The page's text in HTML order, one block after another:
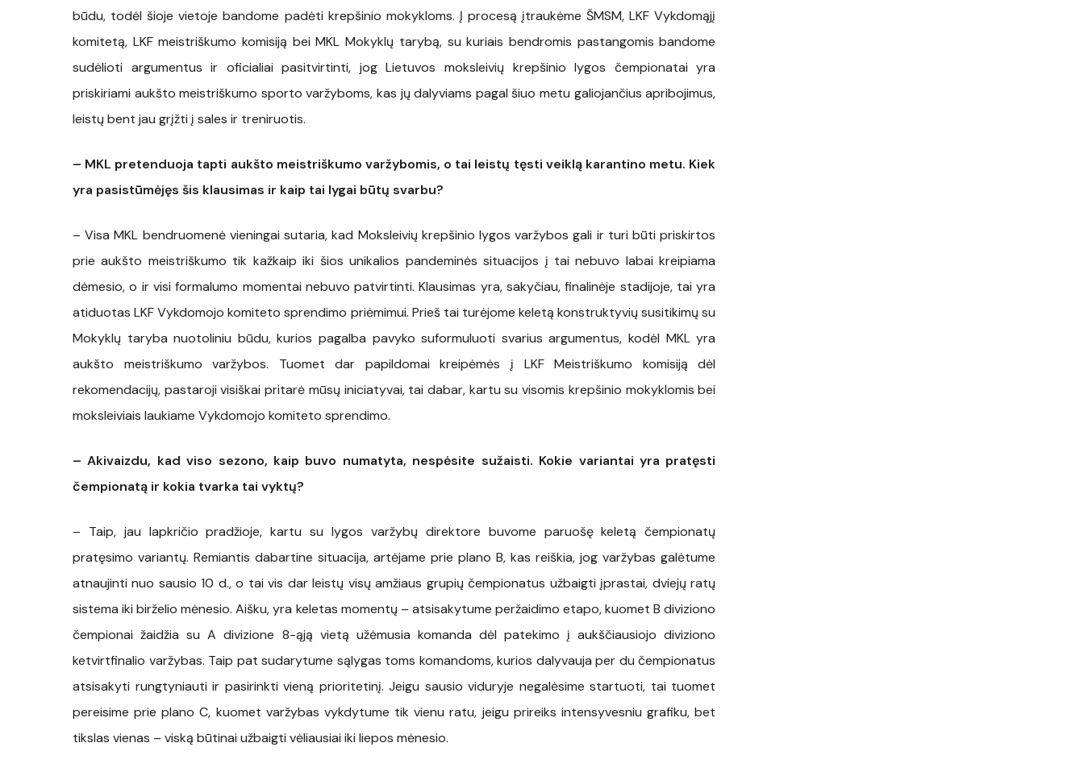
būdu, todėl šioje vietoje bandome padėti krepšinio mokykloms. Į procesą įtraukėme ŠMSM, LKF Vykdomąjį
komitetą, LKF meistriškumo komisiją bei MKL Mokyklų tarybą, su kuriais bendromis pastangomis bandome
sudėlioti argumentus ir oficialiai pasitvirtinti, jog Lietuvos moksleivių krepšinio lygos čempionatai yra
priskiriami aukšto meistriškumo sporto varžyboms, kas jų dalyviams pagal šiuo metu galiojančius apribojimus,
leistų bent jau grįžti į sales ir treniruotis.
– MKL pretenduoja tapti aukšto meistriškumo varžybomis, o tai leistų tęsti veiklą karantino metu. Kiek
yra pasistūmėjęs šis klausimas ir kaip tai lygai būtų svarbu?
– Visa MKL bendruomenė vieningai sutaria, kad Moksleivių krepšinio lygos varžybos gali ir turi būti priskirtos
prie aukšto meistriškumo tik kažkaip iki šios unikalios pandeminės situacijos į tai nebuvo labai kreipiama
dėmesio, o ir visi formalumo momentai nebuvo patvirtinti. Klausimas yra, sakyčiau, finalinėje stadijoje, tai yra
atiduotas LKF Vykdomojo komiteto sprendimo priėmimui. Prieš tai turėjome keletą konstruktyvių susitikimų su
Mokyklų taryba nuotoliniu būdu, kurios pagalba pavyko suformuluoti svarius argumentus, kodėl MKL yra
aukšto meistriškumo varžybos. Tuomet dar papildomai kreipėmės į LKF Meistriškumo komisiją dėl
rekomendacijų, pastaroji visiškai pritarė mūsų iniciatyvai, tai dabar, kartu su visomis krepšinio mokyklomis bei
moksleiviais laukiame Vykdomojo komiteto sprendimo.
– Akivaizdu, kad viso sezono, kaip buvo numatyta, nespėsite sužaisti. Kokie variantai yra pratęsti
čempionatą ir kokia tvarka tai vyktų?
– Taip, jau lapkričio pradžioje, kartu su lygos varžybų direktore buvome paruošę keletą čempionatų
pratęsimo variantų. Remiantis dabartine situacija, artėjame prie plano B, kas reiškia, jog varžybas galėtume
atnaujinti nuo sausio 10 d., o tai vis dar leistų visų amžiaus grupių čempionatus užbaigti įprastai, dviejų ratų
sistema iki birželio mėnesio. Aišku, yra keletas momentų – atsisakytume peržaidimo etapo, kuomet B diviziono
čempionai žaidžia su A divizione 8-ąją vietą užėmusia komanda dėl patekimo į aukščiausiojo diviziono
ketvirtfinalio varžybas. Taip pat sudarytume sąlygas toms komandoms, kurios dalyvauja per du čempionatus
atsisakyti rungtyniauti ir pasirinkti vieną prioritetinį. Jeigu sausio viduryje negalėsime startuoti, tai tuomet
pereisime prie plano C, kuomet varžybas vykdytume tik vienu ratu, jeigu prireiks intensyvesniu grafiku, bet
tikslas vienas – viską būtinai užbaigti vėliausiai iki liepos mėnesio.